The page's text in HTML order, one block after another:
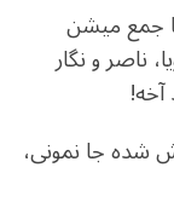
جمع میشن
ناصر و نگار
جا نمونی،